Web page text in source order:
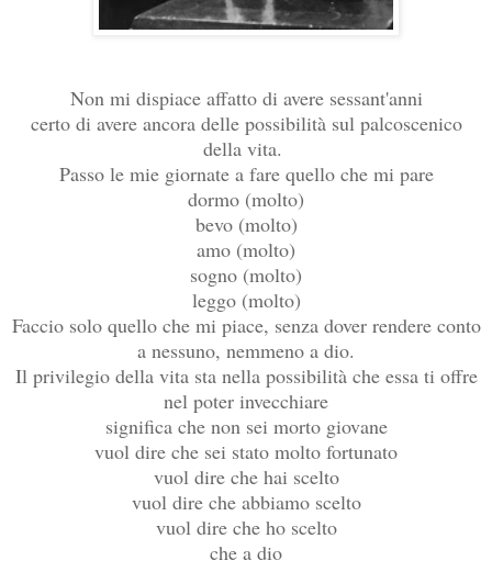
Non mi dispiace affatto di avere sessant'anni
certo di avere ancora delle possibilità sul palcoscenico
della vita.
Passo le mie giornate a fare quello che mi pare
dormo (molto)
bevo (molto)
amo (molto)
sogno (molto)
leggo (molto)
Faccio solo quello che mi piace, senza dover rendere conto
a nessuno, nemmeno a dio.
Il privilegio della vita sta nella possibilità che essa ti offre
nel poter invecchiare
significa che non sei morto giovane
vuol dire che sei stato molto fortunato
vuol dire che hai scelto
vuol dire che abbiamo scelto
vuol dire che ho scelto
che a dio